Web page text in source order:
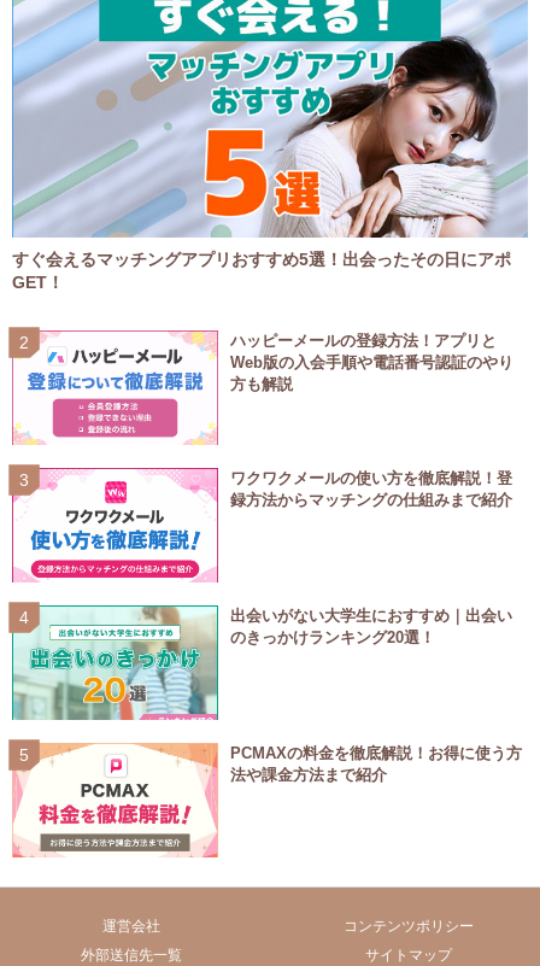
すぐ会えるマッチングアプリおすすめ5選！出会ったその日にアポ
GET！
ハッピーメールの登録方法！アプリと
Web版の入会手順や電話番号認証のやり
方も解説
ワクワクメールの使い方を徹底解説！登
録方法からマッチングの仕組みまで紹介
出会いがない大学生におすすめ｜出会い
のきっかけランキング20選！
PCMAXの料金を徹底解説！お得に使う方
法や課金方法まで紹介
運営会社
コンテンツポリシー
外部送信先一覧
サイトマップ